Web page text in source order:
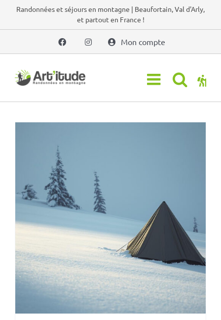
PasserRandonnées et séjours en montagne | Beaufortain, Val d'Arly,
et partout en France !
Mon compte